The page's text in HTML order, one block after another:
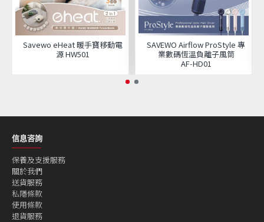
Savewo eHeat 暖手寶移動電
源 HW501
SAVEWO Airflow ProStyle 專
業數碼恆溫負離子風筒
AF‑HD01
信息咨詢
保養及支援服務
關於我們
送貨服務
私隱條款
使用條款
退貨服務